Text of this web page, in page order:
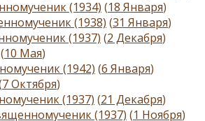
(1934) (18 Января)
(1938) (31 Января)
(1937) (2 Декабря)
(10 Мая)
(1942) (6 Января)
7 Октября)
(1937) (21 Декабря)
(1937) (1 Ноября)